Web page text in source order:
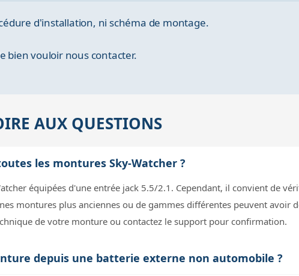
d'installation, ni schéma de montage.
bien vouloir nous contacter.
AUX QUESTIONS
les montures Sky-Watcher ?
équipées d'une entrée jack 5.5/2.1. Cependant, il convient de
montures plus anciennes ou de gammes différentes peuvent avoir
de votre monture ou contactez le support pour confirmation.
depuis une batterie externe non automobile ?